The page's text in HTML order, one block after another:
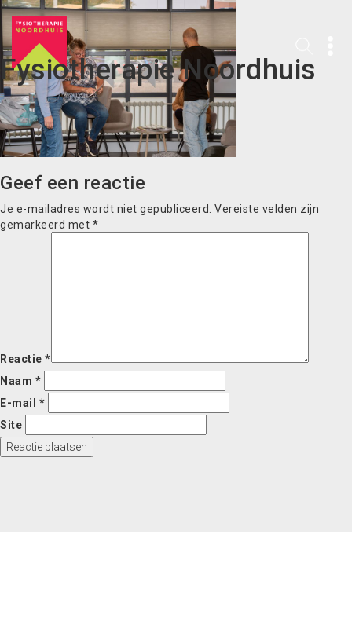
Fysiotherapie Noordhuis
Geef een reactie
Je e-mailadres wordt niet gepubliceerd. Vereiste velden zijn
gemarkeerd met *
Reactie *
Naam *
E-mail *
Site